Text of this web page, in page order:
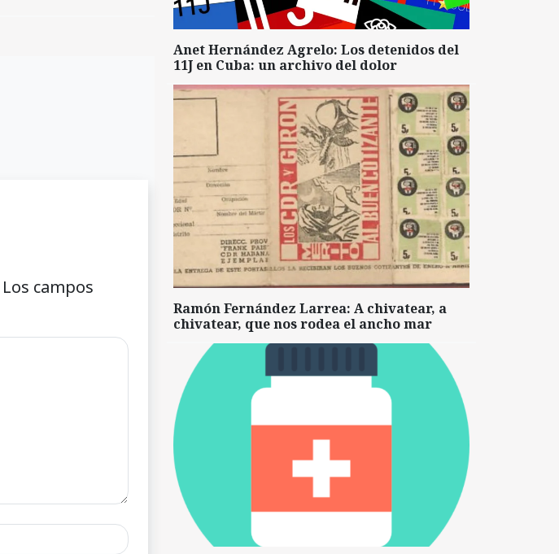
Los campos
Anet Hernández Agrelo: Los detenidos del
11J en Cuba: un archivo del dolor
Ramón Fernández Larrea: A chivatear, a
chivatear, que nos rodea el ancho mar